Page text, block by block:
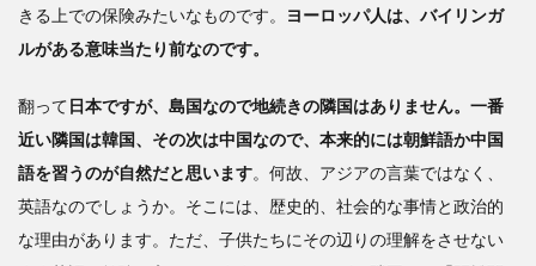
きる上での保険みたいなものです。
ヨーロッパ人は、バイリンガ
ルがある意味当たり前なのです。
翻って日本ですが、島国なので地続きの隣国はありません。一番
近い隣国は韓国、その次は中国なので、本来的には朝鮮語か中国
語を習うのが自然だと思います。何故、アジアの言葉ではなく、
英語なのでしょうか。そこには、歴史的、社会的な事情と政治的
な理由があります。ただ、子供たちにその辺りの理解をさせない